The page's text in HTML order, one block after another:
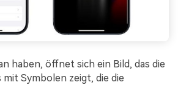
haben, öffnet sich ein Bild, das die
Symbolen zeigt, die die